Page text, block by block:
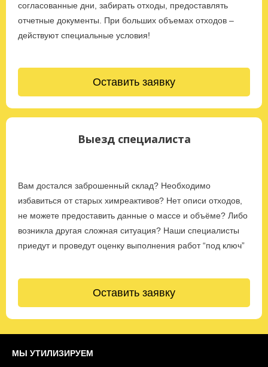
согласованные дни, забирать отходы, предоставлять
отчетные документы. При больших объемах отходов –
действуют специальные условия!
Оставить заявку
Выезд специалиста
Вам достался заброшенный склад? Необходимо
избавиться от старых химреактивов? Нет описи отходов,
не можете предоставить данные о массе и объёме? Либо
возникла другая сложная ситуация? Наши специалисты
приедут и проведут оценку выполнения работ “под ключ”
Оставить заявку
МЫ УТИЛИЗИРУЕМ